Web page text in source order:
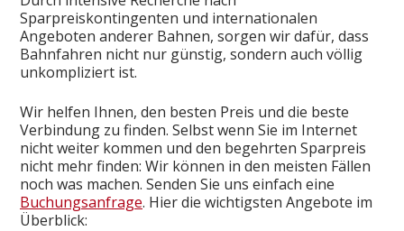
Sparpreiskontingenten und internationalen
Angeboten anderer Bahnen, sorgen wir dafür, dass
Bahnfahren nicht nur günstig, sondern auch völlig
unkompliziert ist.
Wir helfen Ihnen, den besten Preis und die beste
Verbindung zu finden. Selbst wenn Sie im Internet
nicht weiter kommen und den begehrten Sparpreis
nicht mehr finden: Wir können in den meisten Fällen
noch was machen. Senden Sie uns einfach eine
Buchungsanfrage. Hier die wichtigsten Angebote im
Überblick: